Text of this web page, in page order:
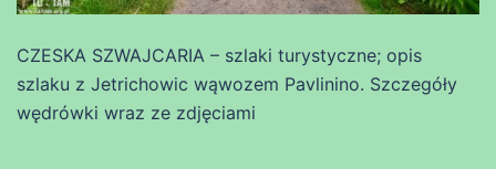
CZESKA SZWAJCARIA – szlaki turystyczne; opis
szlaku z Jetrichowic wąwozem Pavlinino. Szczegóły
wędrówki wraz ze zdjęciami